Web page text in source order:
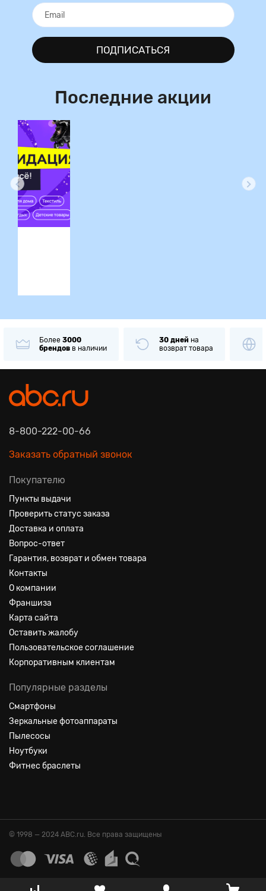
ПОДПИСАТЬСЯ
Последние акции
Более 3000
брендов в наличии
30 дней на
возврат товара
8-800-222-00-66
Заказать обратный звонок
Покупателю
Пункты выдачи
Проверить статус заказа
Доставка и оплата
Вопрос-ответ
Гарантия, возврат и обмен товара
Контакты
О компании
Франшиза
Карта сайта
Оставить жалобу
Пользовательское соглашение
Корпоративным клиентам
Популярные разделы
Смартфоны
Зеркальные фотоаппараты
Пылесосы
Ноутбуки
Фитнес браслеты
© 1998 — 2024 ABC.ru. Все права защищены